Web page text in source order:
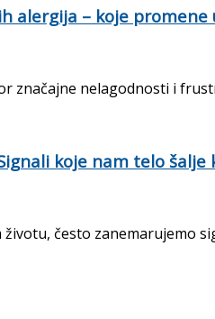
alergija – koje
značajne nelagodnosti i
koje nam telo
često zanemarujemo